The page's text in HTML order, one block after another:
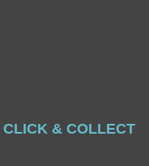
CLICK & COLLECT